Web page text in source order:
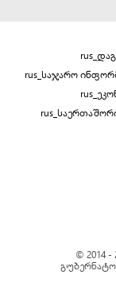
rus_საჯარო
© 2014